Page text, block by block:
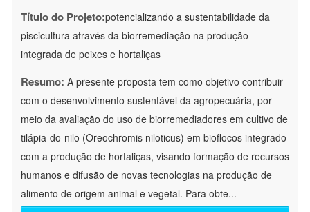
Título do Projeto:potencializando a sustentabilidade da
piscicultura através da biorremediação na produção
integrada de peixes e hortaliças
Resumo: A presente proposta tem como objetivo contribuir
com o desenvolvimento sustentável da agropecuária, por
meio da avaliação do uso de biorremediadores em cultivo de
tilápia-do-nilo (Oreochromis niloticus) em bioflocos integrado
com a produção de hortaliças, visando formação de recursos
humanos e difusão de novas tecnologias na produção de
alimento de origem animal e vegetal. Para obte...